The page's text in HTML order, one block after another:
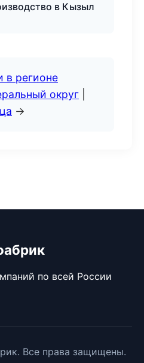
в Кызыл
в регионе
округ
→
по всей России
Все права защищены.